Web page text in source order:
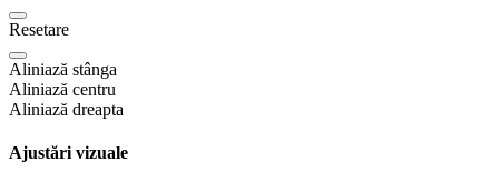
Resetare
Aliniază stânga
Aliniază centru
Aliniază dreapta
Ajustări vizuale